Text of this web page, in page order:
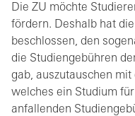
Die ZU möchte
fördern. Deshalb hat
beschlossen, den
die Studiengebühren
gab, auszutauschen
welches ein Studium
anfallenden